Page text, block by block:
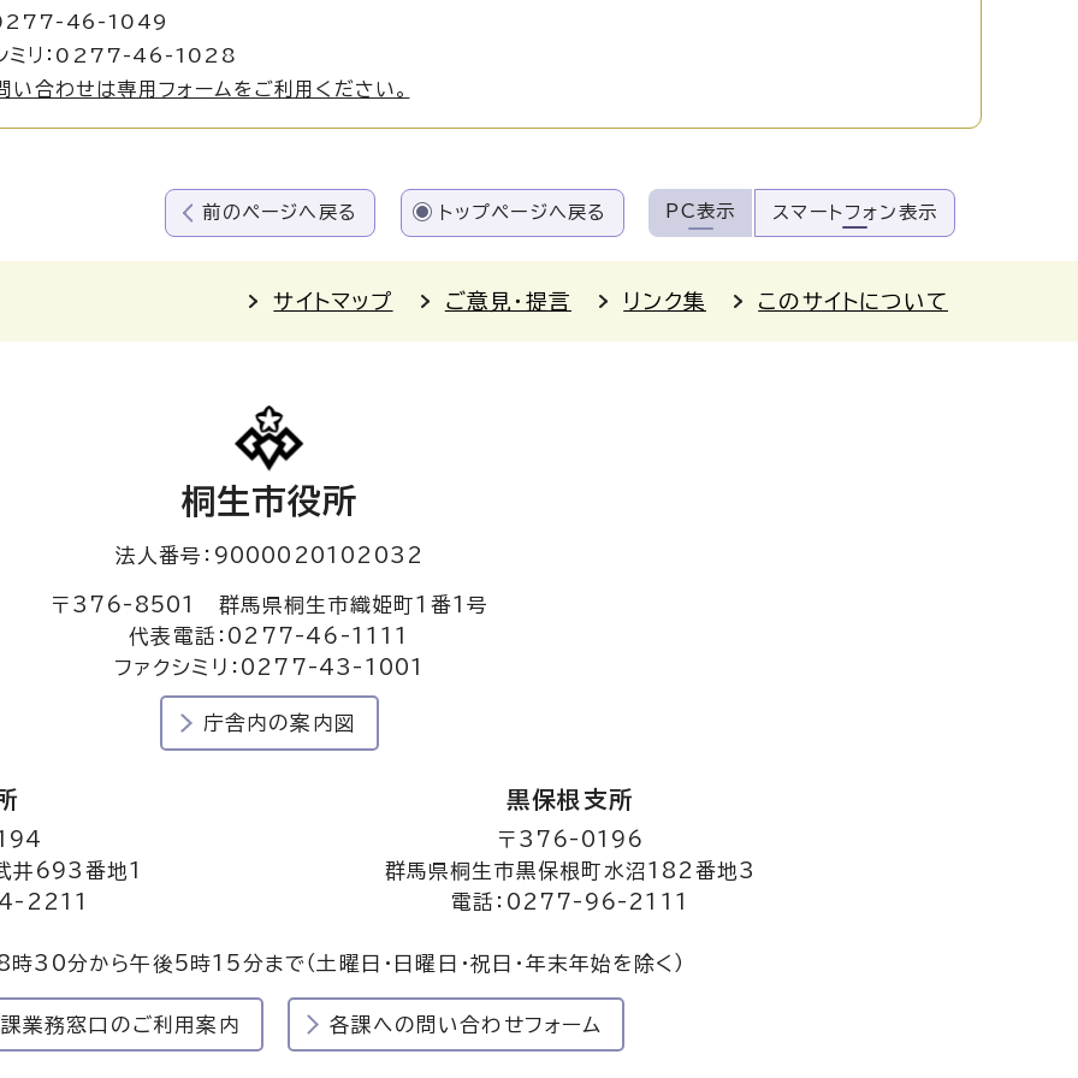
0277-46-1049
ミリ：0277-46-1028
い合わせは専用フォームをご利用ください。
前のページへ戻る トップページへ戻る PC表示 スマートフォン表示
サイトマップ ご意見・提言 リンク集 このサイトについて
桐生市役所
法人番号：9000020102032
〒376-8501 群馬県桐生市織姫町1番1号
代表電話：0277-46-1111
ファクシミリ：0277-43-1001
庁舎内の案内図
井693番地1
2211
黒保根支所
〒376-0196
群馬県桐生市黒保根町水沼182番地3
電話：0277-96-2111
8時30分から午後5時15分まで（土曜日・日曜日・祝日・年末年始を除く）
業務窓口のご利用案内 各課への問い合わせフォーム